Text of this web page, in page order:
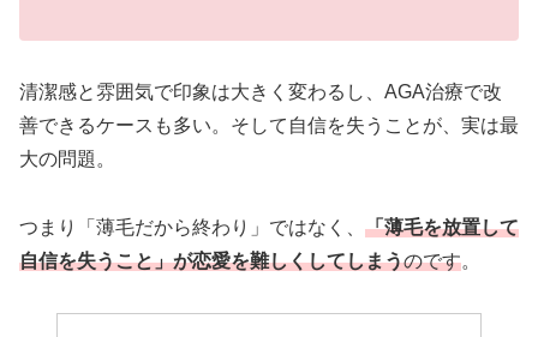
清潔感と雰囲気で印象は大きく変わるし、AGA治療で改
善できるケースも多い。そして自信を失うことが、実は最
大の問題。
つまり「薄毛だから終わり」ではなく、 「薄毛を放置して
自信を失うこと」が恋愛を難しくしてしまうのです。